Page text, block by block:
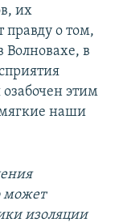
их
правду о том,
Волновахе, в
этим
мягкие наши
может
изоляции